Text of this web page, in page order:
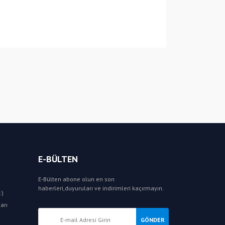
E-BÜLTEN
E-Bülten abone olun en son
haberleri,duyuruları ve indirimleri kaçırmayın.
GÖNDER